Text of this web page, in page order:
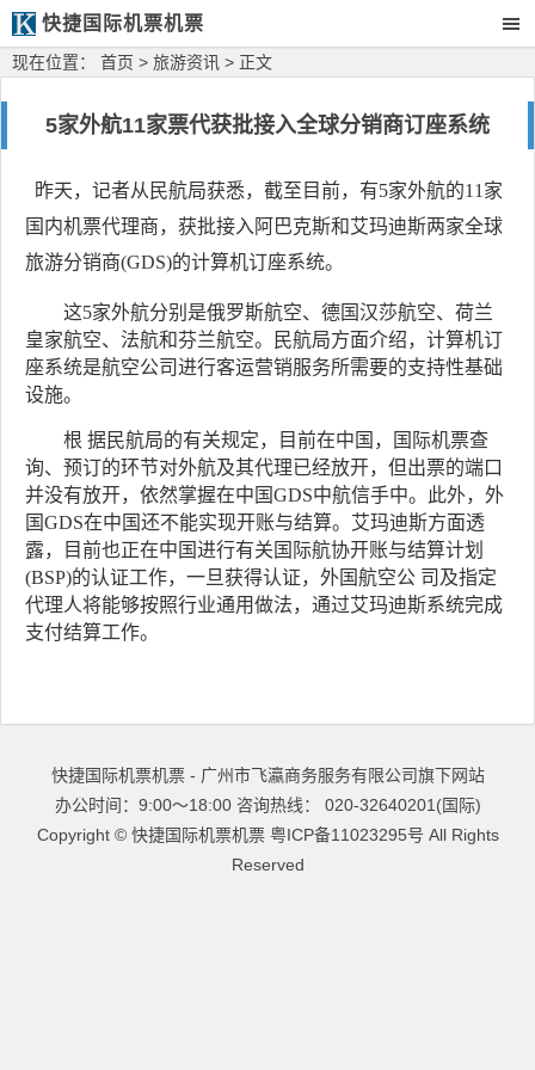
快捷国际机票机票
现在位置： 首页 > 旅游资讯 > 正文
5家外航11家票代获批接入全球分销商订座系统
昨天，记者从民航局获悉，截至目前，有5家外航的11家
国内机票代理商，获批接入阿巴克斯和艾玛迪斯两家全球
旅游分销商(GDS)的计算机订座系统。
这5家外航分别是俄罗斯航空、德国汉莎航空、荷兰
皇家航空、法航和芬兰航空。民航局方面介绍，计算机订
座系统是航空公司进行客运营销服务所需要的支持性基础
设施。
根 据民航局的有关规定，目前在中国，国际机票查
询、预订的环节对外航及其代理已经放开，但出票的端口
并没有放开，依然掌握在中国GDS中航信手中。此外，外
国GDS在中国还不能实现开账与结算。艾玛迪斯方面透
露，目前也正在中国进行有关国际航协开账与结算计划
(BSP)的认证工作，一旦获得认证，外国航空公 司及指定
代理人将能够按照行业通用做法，通过艾玛迪斯系统完成
支付结算工作。
快捷国际机票机票 - 广州市飞瀛商务服务有限公司旗下网站
办公时间：9:00～18:00 咨询热线： 020-32640201(国际)
Copyright © 快捷国际机票机票 粤ICP备11023295号 All Rights
Reserved